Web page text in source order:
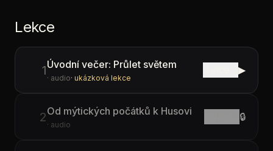
Lekce
1Úvodní večer: Průlet světem
· audio· ukázková lekce
▶
2Od mýtických počátků k Husovi
· audio
🔒